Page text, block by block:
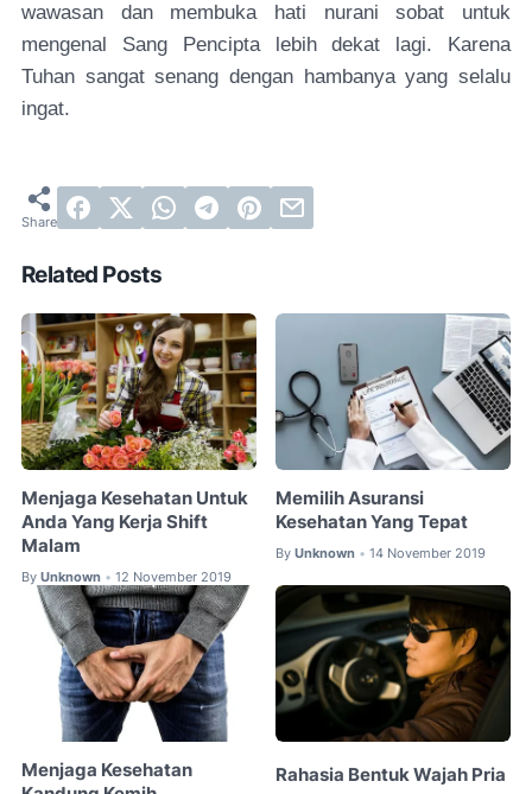
wawasan dan membuka hati nurani sobat untuk
mengenal Sang Pencipta lebih dekat lagi. Karena
Tuhan sangat senang dengan hambanya yang selalu
ingat.
Related Posts
Menjaga Kesehatan Untuk
Anda Yang Kerja Shift
Malam
By Unknown • 12 November 2019
Memilih Asuransi
Kesehatan Yang Tepat
By Unknown • 14 November 2019
Menjaga Kesehatan
Rahasia Bentuk Wajah Pria